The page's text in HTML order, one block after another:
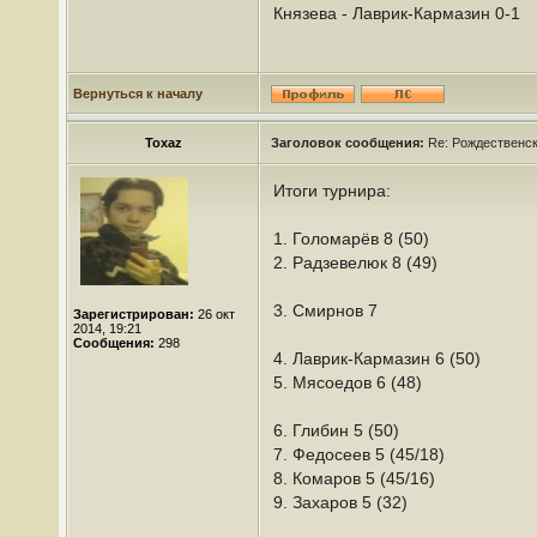
Князева - Лаврик-Кармазин 0-1
Вернуться к началу
Toxaz Заголовок сообщения: Re:
Зарегистрирован: 26 окт
2014, 19:21
Сообщения: 298
Итоги турнира:
1. Голомарёв 8 (50)
2. Радзевелюк 8 (49)
3. Смирнов 7
4. Лаврик-Кармазин 6 (50)
5. Мясоедов 6 (48)
6. Глибин 5 (50)
7. Федосеев 5 (45/18)
8. Комаров 5 (45/16)
9. Захаров 5 (32)